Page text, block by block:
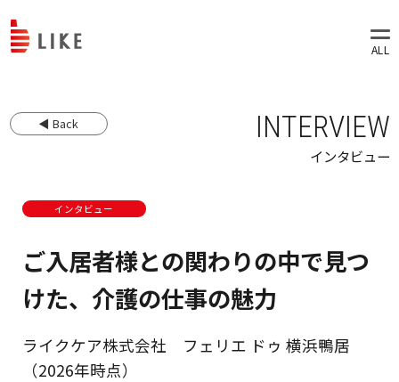
◀ Back INTERVIEW
インタビュー
インタビュー
ご入居者様との関わりの中で見つ
けた、介護の仕事の魅力
ライクケア株式会社 フェリエ ドゥ 横浜鴨居
（2026年時点）